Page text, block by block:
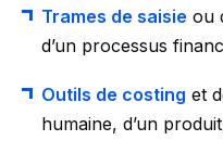
Trames de saisie ou
d’un processus
Outils de costing et
humaine, d’un